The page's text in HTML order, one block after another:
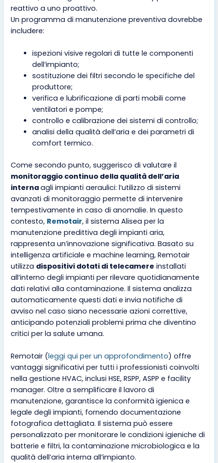
reattivo a uno proattivo.
Un programma di manutenzione preventiva dovrebbe
includere:
ispezioni visive regolari di tutte le componenti
dell’impianto;
sostituzione dei filtri secondo le specifiche del
produttore;
verifica e lubrificazione di parti mobili come
ventilatori e pompe;
controllo e calibrazione dei sistemi di controllo;
analisi della qualità dell’aria e dei parametri di
comfort termico.
Come secondo punto, suggerisco di valutare il
monitoraggio continuo della qualità dell’aria
internaagli impianti aeraulici: l’utilizzo di sistemi
avanzati di monitoraggio permette di intervenire
tempestivamente in caso di anomalie. In questo
contesto, Remotair, il sistema Alisea per la
manutenzione predittiva degli impianti aria,
rappresenta un’innovazione significativa. Basato su
intelligenza artificiale e machine learning, Remotair
utilizza dispositivi dotati di telecamere installati
all’interno degli impianti per rilevare quotidianamente
dati relativi alla contaminazione. Il sistema analizza
automaticamente questi dati e invia notifiche di
avviso nel caso siano necessarie azioni correttive,
anticipando potenziali problemi prima che diventino
critici per la salute umana.
Remotair (leggi qui per un approfondimento) offre
vantaggi significativi per tutti i professionisti coinvolti
nella gestione HVAC, inclusi HSE, RSPP, ASPP e facility
manager. Oltre a semplificare il lavoro di
manutenzione, garantisce la conformità igienica e
legale degli impianti, fornendo documentazione
fotografica dettagliata. Il sistema può essere
personalizzato per monitorare le condizioni igieniche di
batterie e filtri, la contaminazione microbiologica e la
qualità dell’aria interna all’impianto.